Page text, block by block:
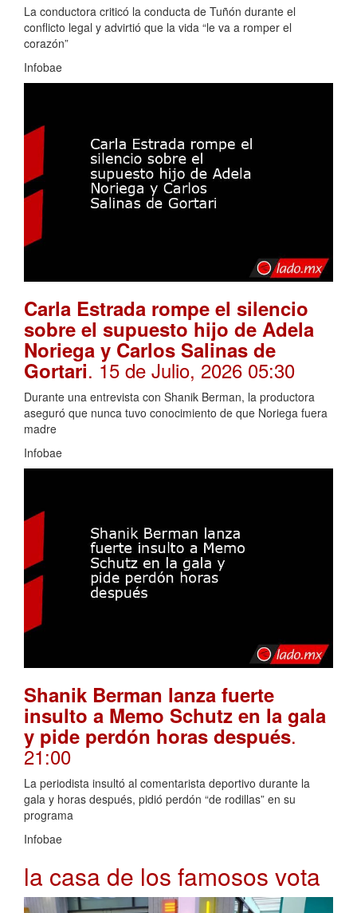
La conductora criticó la conducta de Tuñón durante el
conflicto legal y advirtió que la vida “le va a romper el
corazón”
Infobae
Carla Estrada rompe el silencio
sobre el supuesto hijo de Adela
Noriega y Carlos Salinas de
Gortari. 15 de Julio, 2026 05:30
Durante una entrevista con Shanik Berman, la productora
aseguró que nunca tuvo conocimiento de que Noriega fuera
madre
Infobae
Shanik Berman lanza fuerte
insulto a Memo Schutz en la gala
y pide perdón horas después.
21:00
La periodista insultó al comentarista deportivo durante la
gala y horas después, pidió perdón “de rodillas” en su
programa
Infobae
la casa de los famosos vota